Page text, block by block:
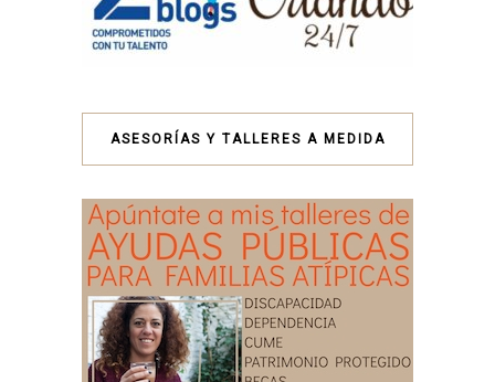
ASESORÍAS Y TALLERES A MEDIDA